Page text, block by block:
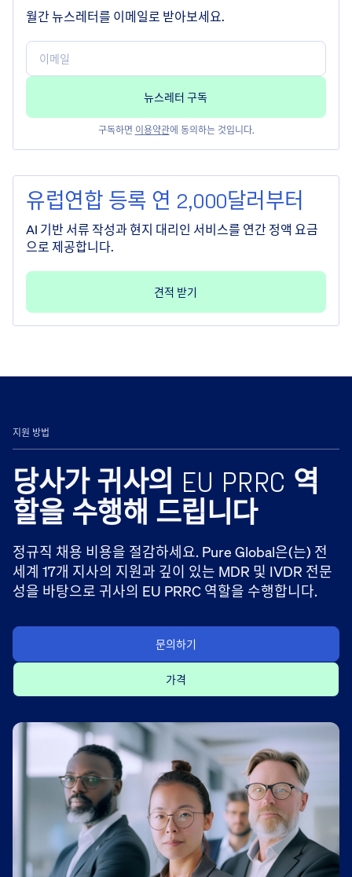
월간 뉴스레터를 이메일로 받아보세요.
구독하면 이용약관에 동의하는 것입니다.
유럽연합 등록 연 2,000달러부터
AI 기반 서류 작성과 현지 대리인 서비스를 연간 정액 요금
으로 제공합니다.
견적 받기
지원 방법
당사가 귀사의 EU PRRC 역
할을 수행해 드립니다
정규직 채용 비용을 절감하세요. Pure Global은(는) 전
세계 17개 지사의 지원과 깊이 있는 MDR 및 IVDR 전문
성을 바탕으로 귀사의 EU PRRC 역할을 수행합니다.
문의하기
가격